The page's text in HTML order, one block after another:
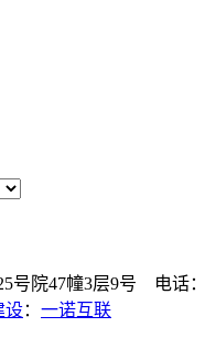
院47幢3层9号 电话：
设： 一诺互联